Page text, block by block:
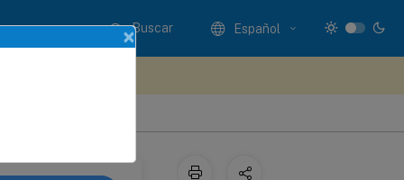
Buscar Español
×